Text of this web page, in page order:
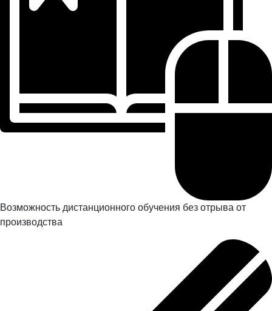
Возможность дистанционного обучения без отрыва от
производства